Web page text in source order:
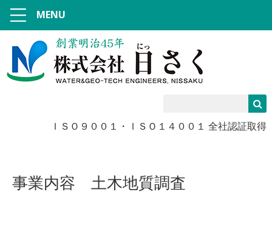
ＩＳＯ９００１・ＩＳＯ１４００１ 全社認証取得
MENU
事業内容 土木地質調査